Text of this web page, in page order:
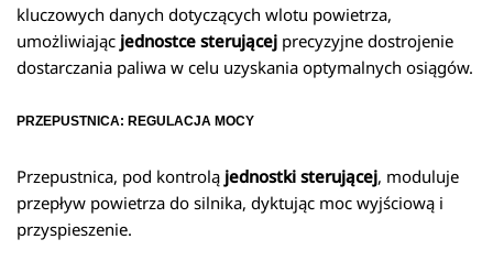
kluczowych danych dotyczących wlotu powietrza,
umożliwiając jednostce sterującej precyzyjne dostrojenie
dostarczania paliwa w celu uzyskania optymalnych osiągów.
PRZEPUSTNICA: REGULACJA MOCY
Przepustnica, pod kontrolą jednostki sterującej, moduluje
przepływ powietrza do silnika, dyktując moc wyjściową i
przyspieszenie.